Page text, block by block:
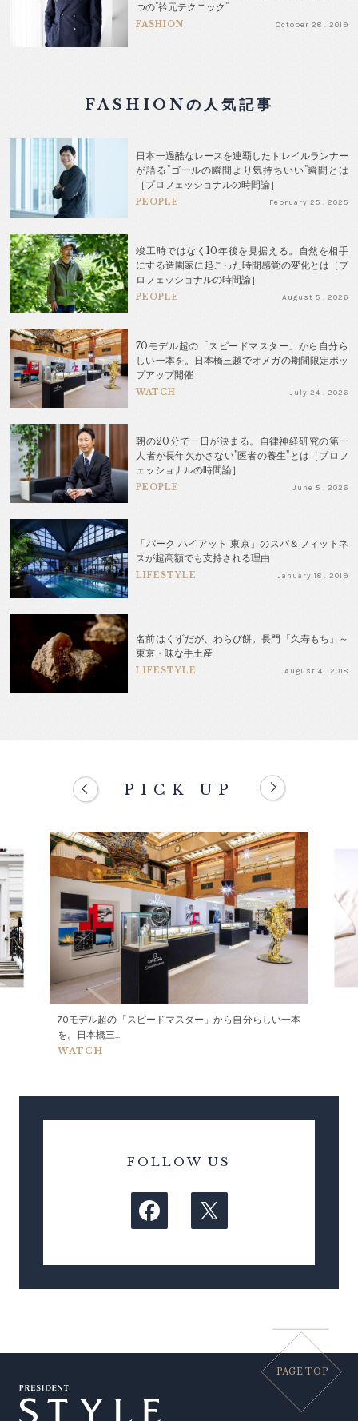
つの"衿元テクニック"
FASHION October 28 . 2019
FASHIONの人気記事
日本一過酷なレースを連覇したトレイルランナー
が語る"ゴールの瞬間より気持ちいい"瞬間とは
［プロフェッショナルの時間論］
PEOPLE February 25 . 2025
竣工時ではなく10年後を見据える。自然を相手
にする造園家に起こった時間感覚の変化とは［プ
ロフェッショナルの時間論］
PEOPLE August 5 . 2026
70モデル超の「スピードマスター」から自分ら
しい一本を。日本橋三越でオメガの期間限定ポッ
プアップ開催
WATCH July 24 . 2026
朝の20分で一日が決まる。自律神経研究の第一
人者が長年欠かさない"医者の養生"とは［プロフ
ェッショナルの時間論］
PEOPLE June 5 . 2026
「パーク ハイアット 東京」のスパ＆フィットネ
スが超高額でも支持される理由
LIFESTYLE January 18 . 2019
名前はくずだが、わらび餅。長門「久寿もち」～
東京・味な手土産
LIFESTYLE August 4 . 2018
PICK UP
70モデル超の「スピードマスター」から自分らしい一本
を。日本橋三...
WATCH
FOLLOW US
PAGE TOP